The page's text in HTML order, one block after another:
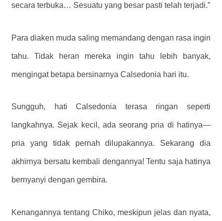
secara terbuka… Sesuatu yang besar pasti telah terjadi.”
Para diaken muda saling memandang dengan rasa ingin
tahu. Tidak heran mereka ingin tahu lebih banyak,
mengingat betapa bersinarnya Calsedonia hari itu.
Sungguh, hati Calsedonia terasa ringan seperti
langkahnya. Sejak kecil, ada seorang pria di hatinya—
pria yang tidak pernah dilupakannya. Sekarang dia
akhirnya bersatu kembali dengannya! Tentu saja hatinya
bernyanyi dengan gembira.
Kenangannya tentang Chiko, meskipun jelas dan nyata,